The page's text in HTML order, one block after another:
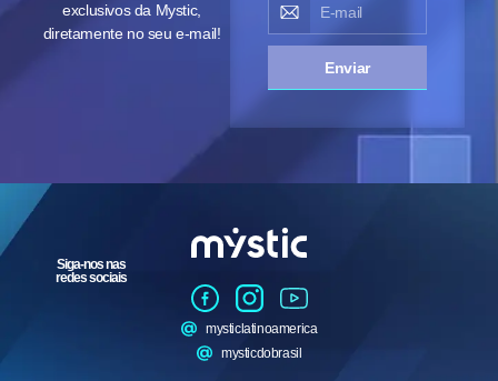
exclusivos da Mystic,
diretamente no seu e-mail!
Enviar
Siga-nos nas
redes sociais
mysticlatinoamerica
mysticdobrasil